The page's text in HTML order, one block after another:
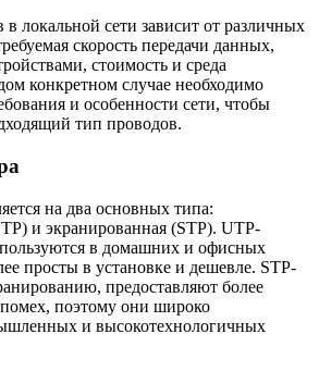
локальной сети зависит от различных
скорость передачи данных,
стоимость и среда
конкретном случае необходимо
и особенности сети, чтобы
тип проводов.
на два основных типа:
и экранированная (STP). UTP-
в домашних и офисных
просты в установке и дешевле. STP-
предоставляют более
поэтому они широко
и высокотехнологичных